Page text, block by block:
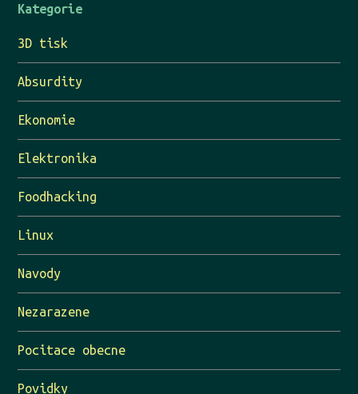
Kategorie
3D tisk
Absurdity
Ekonomie
Elektronika
Foodhacking
Linux
Navody
Nezarazene
Pocitace obecne
Povidky